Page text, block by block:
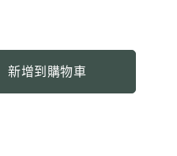
新增到購物車